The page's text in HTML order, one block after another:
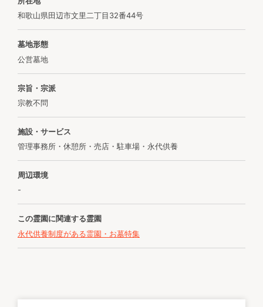
和歌山県田辺市文里二丁目32番44号
墓地形態
公営墓地
宗旨・宗派
宗教不問
施設・サービス
管理事務所・休憩所・売店・駐車場・永代供養
周辺環境
-
この霊園に関連する霊園
永代供養制度がある霊園・お墓特集